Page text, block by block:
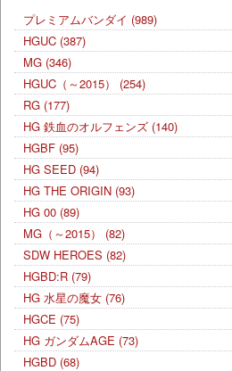
プレミアムバンダイ (989)
HGUC (387)
MG (346)
HGUC（～2015）
(254)
RG (177)
HG 鉄血のオルフェンズ (140)
HGBF (95)
HG SEED (94)
HG THE ORIGIN (93)
HG 00 (89)
MG（～2015）
(82)
SDW HEROES (82)
HGBD:R (79)
HG 水星の魔女 (76)
HGCE (75)
HG ガンダムAGE (73)
HGBD (68)